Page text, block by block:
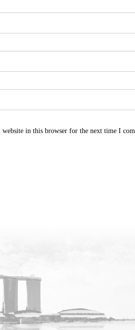
website in this browser for the next time I